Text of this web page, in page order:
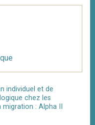
individuel et de
chez les
: Alpha II